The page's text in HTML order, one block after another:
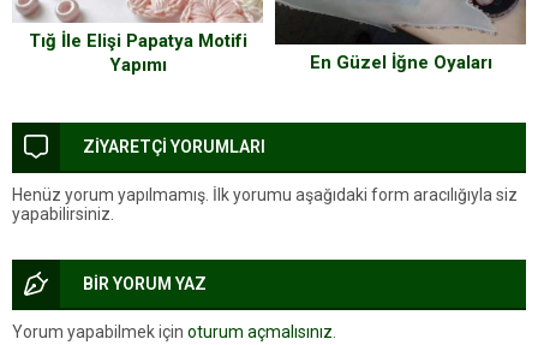
Tığ İle Elişi Papatya Motifi
Yapımı
En Güzel İğne Oyaları
ZİYARETÇİ YORUMLARI
Henüz yorum yapılmamış. İlk yorumu aşağıdaki form aracılığıyla siz
yapabilirsiniz.
BİR YORUM YAZ
Yorum yapabilmek için oturum açmalısınız.